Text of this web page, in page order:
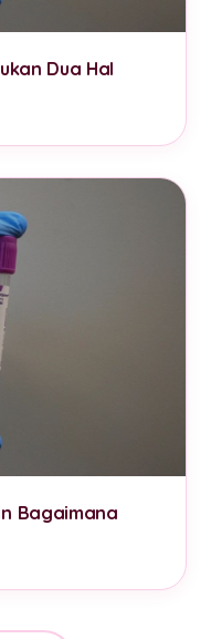
Dua Hal
Bagaimana